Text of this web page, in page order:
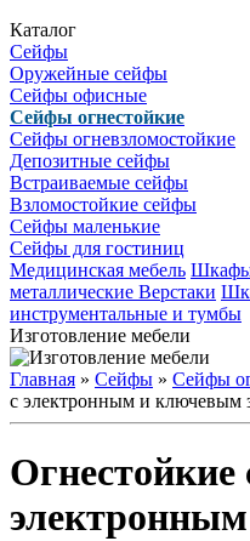
Каталог
Сейфы
Оружейные сейфы
Сейфы офисные
Сейфы огнестойкие
Сейфы огневзломостойкие
Депозитные сейфы
Встраиваемые сейфы
Взломостойкие сейфы
Сейфы маленькие
Сейфы для гостиниц
Медицинская мебель Шкафы
металлические Верстаки
инструментальные и тумбы
Изготовление мебели
Главная » Сейфы » Сейфы
с электронным и ключевым